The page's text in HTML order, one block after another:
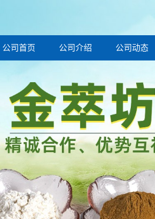
公司首页 公司介绍 公司动态